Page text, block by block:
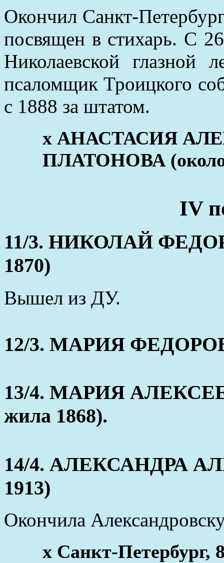
Окончил Санкт-
посвящен в стихарь. С
Николаевской глазной
псаломщик Троицкого
с 1888 за штатом.
x АНАСТАСИЯ
ПЛАТОНОВА (около
IV
11/3. НИКОЛАЙ
1870)
Вышел из ДУ.
12/3. МАРИЯ
13/4. МАРИЯ
жила 1868).
14/4. АЛЕКСАНДРА
1913)
Окончила
x Санкт-Петербург,